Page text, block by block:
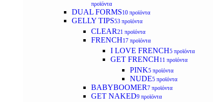
προϊόντα
DUAL FORMS10 προϊόντα
GELLY TIPS53 προϊόντα
CLEAR21 προϊόντα
FRENCH17 προϊόντα
I LOVE FRENCH5 προϊόντα
GET FRENCH11 προϊόντα
PINK5 προϊόντα
NUDE5 προϊόντα
BABYBOOMER7 προϊόντα
GET NAKED9 προϊόντα